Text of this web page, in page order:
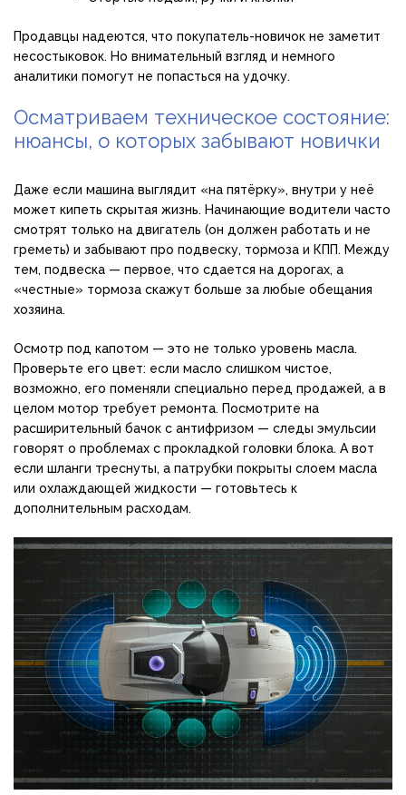
Продавцы надеются, что покупатель-новичок не заметит
несостыковок. Но внимательный взгляд и немного
аналитики помогут не попасться на удочку.
Осматриваем техническое состояние:
нюансы, о которых забывают новички
Даже если машина выглядит «на пятёрку», внутри у неё
может кипеть скрытая жизнь. Начинающие водители часто
смотрят только на двигатель (он должен работать и не
греметь) и забывают про подвеску, тормоза и КПП. Между
тем, подвеска — первое, что сдается на дорогах, а
«честные» тормоза скажут больше за любые обещания
хозяина.
Осмотр под капотом — это не только уровень масла.
Проверьте его цвет: если масло слишком чистое,
возможно, его поменяли специально перед продажей, а в
целом мотор требует ремонта. Посмотрите на
расширительный бачок с антифризом — следы эмульсии
говорят о проблемах с прокладкой головки блока. А вот
если шланги треснуты, а патрубки покрыты слоем масла
или охлаждающей жидкости — готовьтесь к
дополнительным расходам.